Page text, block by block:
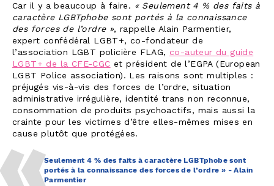
Car il y a beaucoup à faire. « Seulement 4 % des faits à
caractère LGBTphobe sont portés à la connaissance
des forces de l’ordre », rappelle Alain Parmentier,
expert confédéral LGBT+, co-fondateur de
l’association LGBT policière FLAG, co-auteur du guide
LGBT+ de la CFE-CGC et président de l’EGPA (European
LGBT Police association). Les raisons sont multiples :
préjugés vis-à-vis des forces de l’ordre, situation
administrative irrégulière, identité trans non reconnue,
consommation de produits psychoactifs, mais aussi la
crainte pour les victimes d’être elles-mêmes mises en
cause plutôt que protégées.
Seulement 4 % des faits à caractère LGBTphobe sont
portés à la connaissance des forces de l’ordre » - Alain
Parmentier